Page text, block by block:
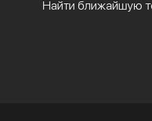
Найти ближайшую